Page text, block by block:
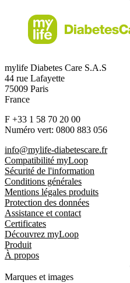
mylife Diabetes Care S.A.S
44 rue Lafayette
75009 Paris
France
F +33 1 58 70 20 00
Numéro vert: 0800 883 056
info@mylife-diabetescare.fr
Compatibilité myLoop
Sécurité de l'information
Conditions générales
Mentions légales produits
Protection des données
Assistance et contact
Certificates
Découvrez myLoop
Produit
À propos
Marques et images